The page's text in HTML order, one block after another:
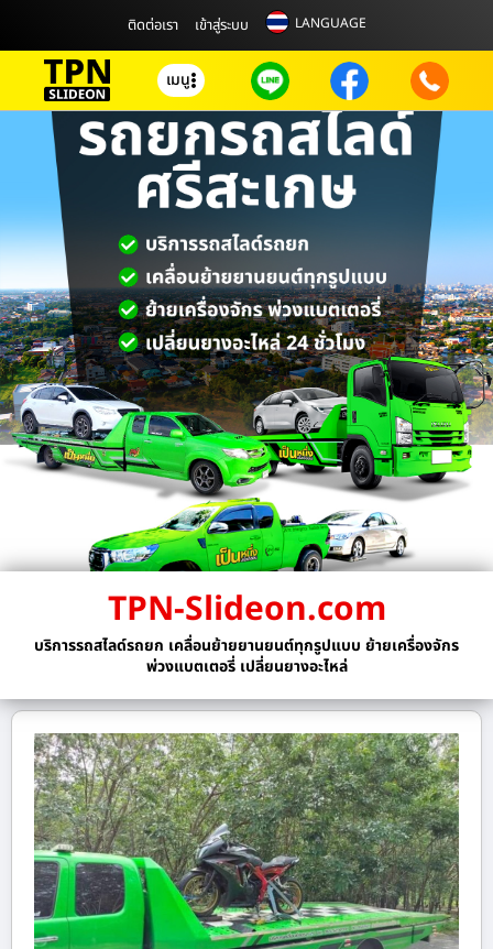
ติดต่อเรา เข้าสู่ระบบ LANGUAGE
เมนู
TPN-Slideon.com
บริการรถสไลด์รถยก เคลื่อนย้ายยานยนต์ทุกรูปแบบ ย้ายเครื่องจักร
พ่วงแบตเตอรี่ เปลี่ยนยางอะไหล่